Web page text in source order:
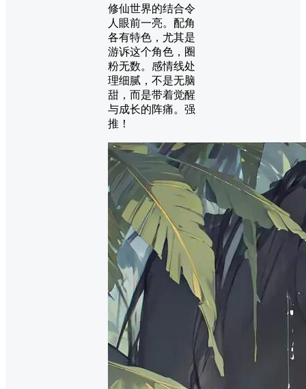
修仙世界的结合令
人眼前一亮。配角
各有特色，尤其是
游诉这个角色，圈
粉无数。感情线处
理细腻，不是无脑
甜，而是带着觉醒
与成长的阵痛。强
推！